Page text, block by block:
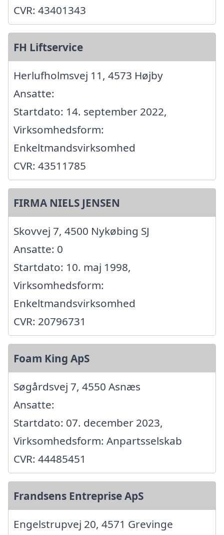
CVR: 43401343
FH Liftservice
Herlufholmsvej 11, 4573 Højby
Ansatte:
Startdato: 14. september 2022,
Virksomhedsform:
Enkeltmandsvirksomhed
CVR: 43511785
FIRMA NIELS JENSEN
Skovvej 7, 4500 Nykøbing SJ
Ansatte: 0
Startdato: 10. maj 1998,
Virksomhedsform:
Enkeltmandsvirksomhed
CVR: 20796731
Foam King ApS
Søgårdsvej 7, 4550 Asnæs
Ansatte:
Startdato: 07. december 2023,
Virksomhedsform: Anpartsselskab
CVR: 44485451
Frandsens Entreprise ApS
Engelstrupvej 20, 4571 Grevinge